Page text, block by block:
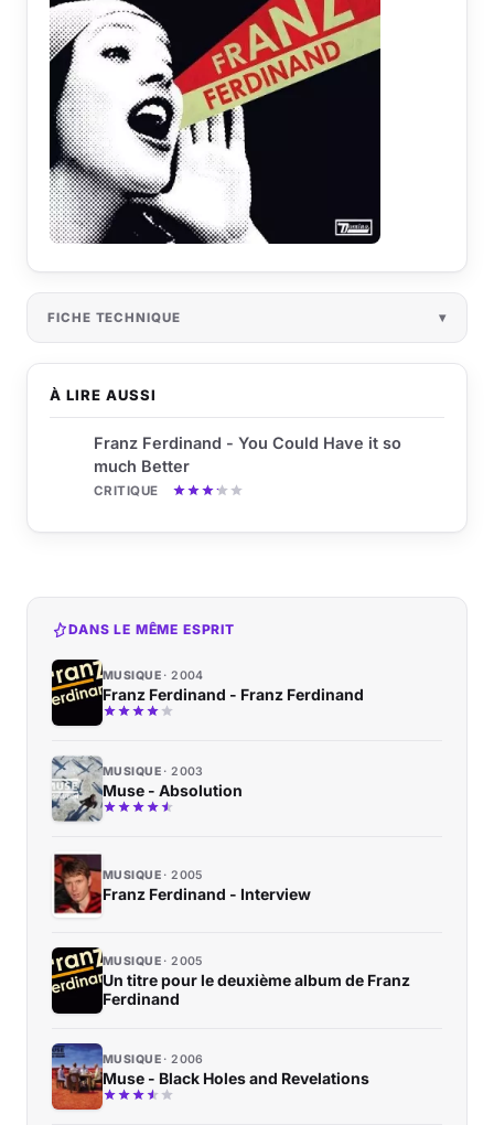
À LIRE AUSSI
Franz Ferdinand - You Could Have it so
much Better
CRITIQUE
FICHE TECHNIQUE
DANS LE MÊME ESPRIT
MUSIQUE 2004
Franz Ferdinand - Franz Ferdinand
MUSIQUE 2003
Muse - Absolution
MUSIQUE 2005
Franz Ferdinand - Interview
MUSIQUE 2005
Un titre pour le deuxième album de Franz
Ferdinand
MUSIQUE 2006
Muse - Black Holes and Revelations